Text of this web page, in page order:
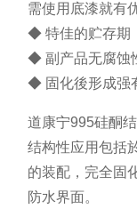
需使用底漆就有
◆ 特佳的贮存期
◆ 副产品无腐蚀
◆ 固化後形成强
道康宁995硅酮
结构性应用包括
的装配，完全固
防水界面。